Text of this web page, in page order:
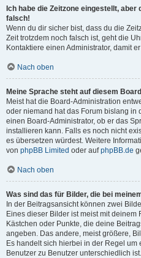
Ich habe die Zeitzone eingestellt,
falsch!
Wenn du dir sicher bist, dass du die
Zeit trotzdem noch falsch ist, geht die
Kontaktiere einen Administrator, damit
Nach oben
Meine Sprache steht auf diesem
Meist hat die Board-Administration
oder niemand hat das Forum bislang in
einen Board-Administrator, ob er das
installieren kann. Falls es noch nicht
es übersetzen würdest. Weitere
von phpBB Limited oder aufphpBB.de
Nach oben
Was sind das für Bilder, die bei
In der Beitragsansicht können zwei
Eines dieser Bilder ist meist mit deinem
Kästchen oder Punkte, die deine
angeben. Das andere, meist größere,
Es handelt sich hierbei in der Regel
Benutzer zu Benutzer unterschiedlich ist.